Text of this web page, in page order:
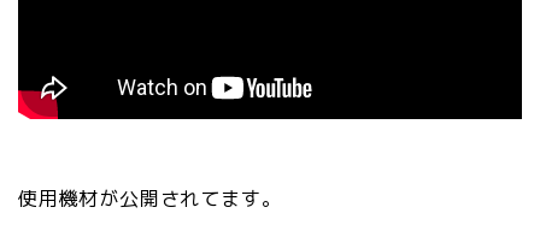
使用機材が公開されてます。